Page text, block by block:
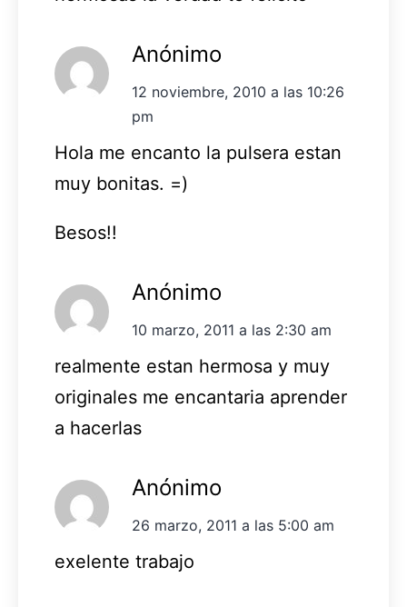
Anónimo
12 noviembre, 2010 a las 10:26
pm
Hola me encanto la pulsera estan
muy bonitas. =)
Besos!!
Anónimo
10 marzo, 2011 a las 2:30 am
realmente estan hermosa y muy
originales me encantaria aprender
a hacerlas
Anónimo
26 marzo, 2011 a las 5:00 am
exelente trabajo